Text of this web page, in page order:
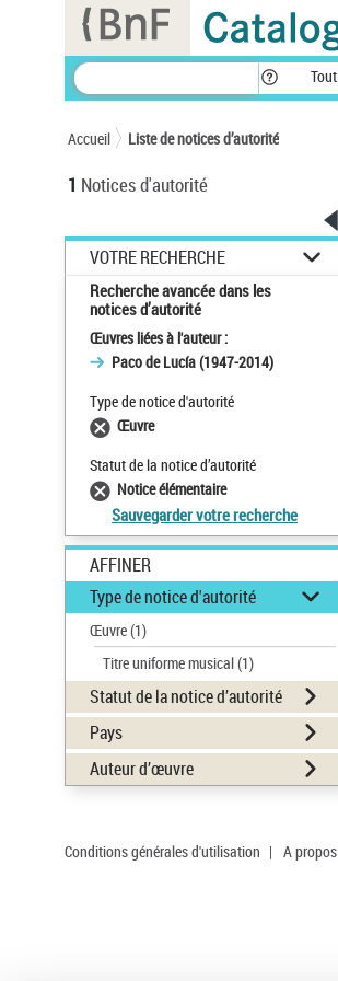
Tout
Accueil Liste de notices d’autorité
1 Notices d'autorité
VOTRE RECHERCHE
Recherche avancée dans les
notices d’autorité
Œuvres liées à l'auteur :
Paco de Lucía (1947-2014)
Type de notice d'autorité
Œuvre
Statut de la notice d’autorité
Notice élémentaire
Sauvegarder votre recherche
AFFINER
Type de notice d'autorité
Œuvre(1)
Titre uniforme musical(1)
Statut de la notice d’autorité
Pays
Auteur d’œuvre
Conditions générales d'utilisation | A propos
Panneau de gestion des cookies